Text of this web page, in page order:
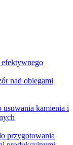
nad obiegami
usuwania kamienia i
przygotowania